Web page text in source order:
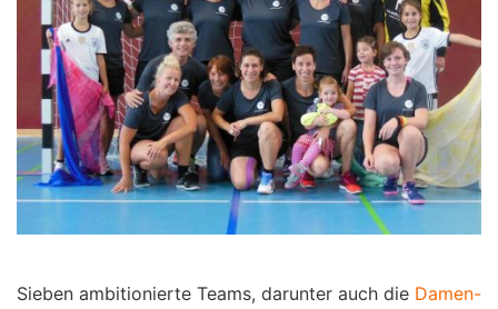
Sieben ambitionierte Teams, darunter auch die Damen-